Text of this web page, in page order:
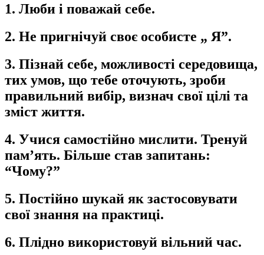
1. Люби і поважай себе.
2. Не пригнічуй своє особисте „ Я”.
3. Пізнай себе, можливості середовища,
тих умов, що тебе оточують, зроби
правильний вибір, визнач свої цілі та
зміст життя.
4. Учися самостійно мислити. Тренуй
пам’ять. Більше став запитань:
“Чому?”
5. Постійно шукай як застосовувати
свої знання на практиці.
6. Плідно використовуй вільний час.